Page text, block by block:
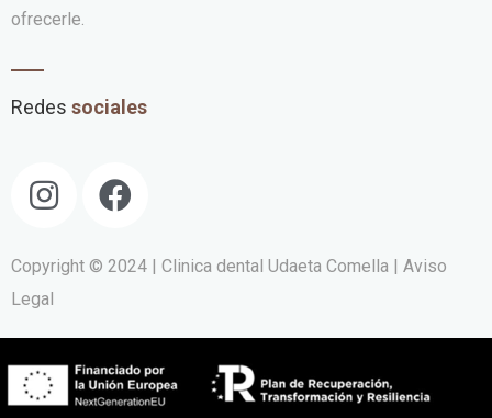
ofrecerle.
Redes sociales
Copyright © 2024 | Clinica dental Udaeta Comella | Aviso
Legal